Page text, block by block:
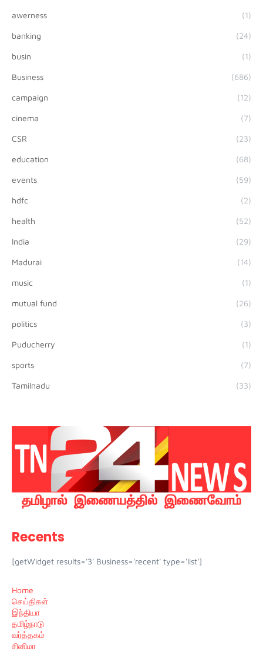
awerness (1)
banking (24)
busin (1)
Business (686)
campaign (12)
cinema (7)
CSR (23)
education (68)
events (59)
hdfc (2)
health (52)
India (29)
Madurai (14)
music (1)
mutual fund (26)
politics (3)
Puducherry (1)
sports (7)
Tamilnadu (33)
Recents
[getWidget results='3' Business='recent' type='list']
Home
செய்திகள்
இந்தியா
தமிழ்நாடு
வர்த்தகம்
சினிமா